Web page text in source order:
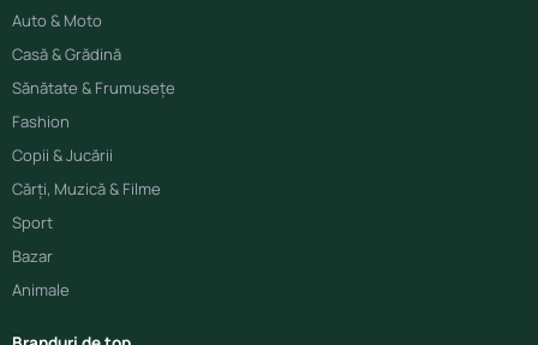
Auto & Moto
Casă & Grădină
Sănătate & Frumusețe
Fashion
Copii & Jucării
Cărți, Muzică & Filme
Sport
Bazar
Animale